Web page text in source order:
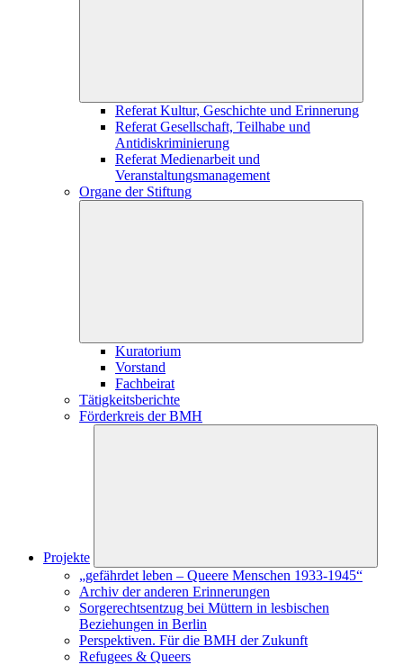
Referat Kultur, Geschichte und Erinnerung
Referat Gesellschaft, Teilhabe und
Antidiskriminierung
Referat Medienarbeit und
Veranstaltungsmanagement
Organe der Stiftung
Kuratorium
Vorstand
Fachbeirat
Tätigkeitsberichte
Förderkreis der BMH
Projekte
„gefährdet leben – Queere Menschen 1933-1945“
Archiv der anderen Erinnerungen
Sorgerechtsentzug bei Müttern in lesbischen
Beziehungen in Berlin
Perspektiven. Für die BMH der Zukunft
Refugees & Queers